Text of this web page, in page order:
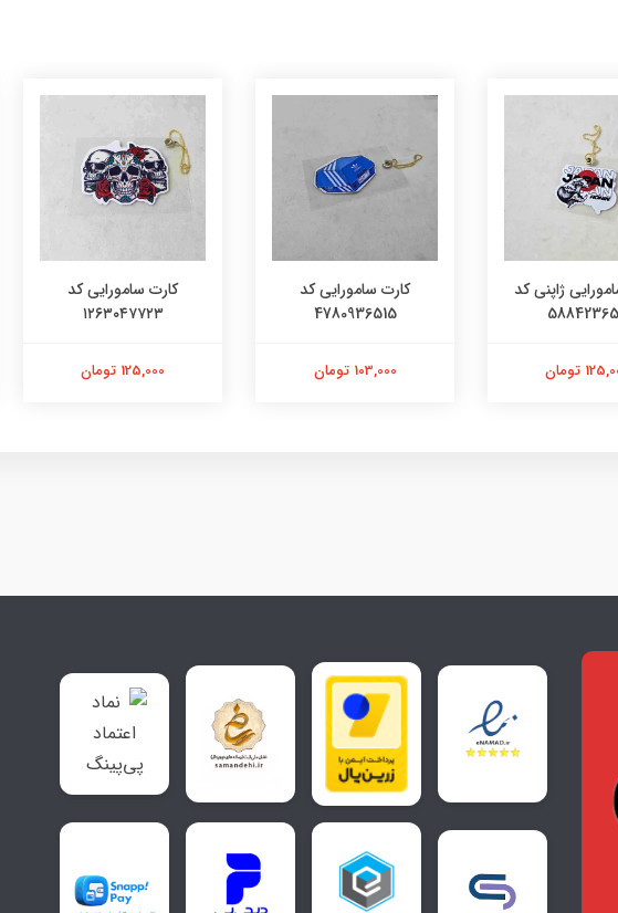
سامورایی کد
تومان
کارت سامورایی کد
۱۲۶۳۰۴۷۷۲۳
125,000 تومان
کارت سامورایی کد
۵۴۱۳۰۹۳۵
125,000 تومان